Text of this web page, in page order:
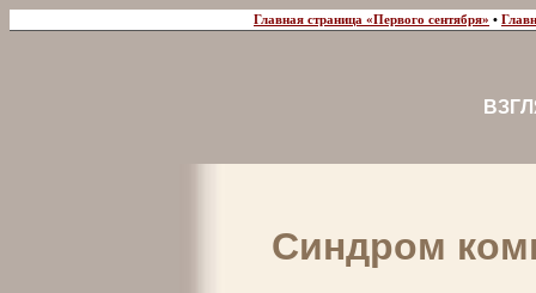
Главная страница «Первого сентября» •
Синдром